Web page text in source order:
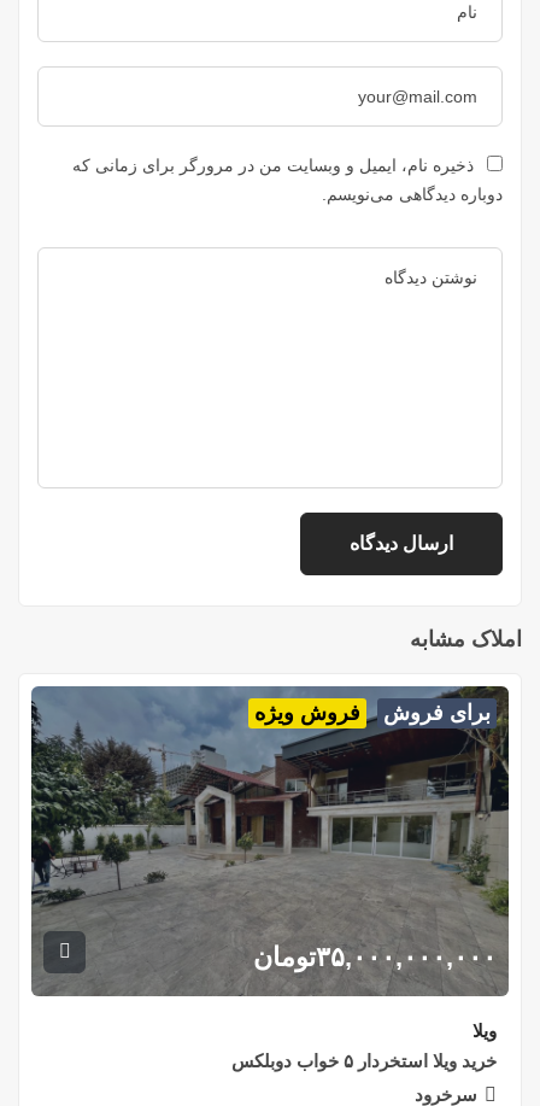
ذخیره نام، ایمیل و وبسایت من در مرورگر برای زمانی که
دوباره دیدگاهی می‌نویسم.
املاک مشابه
برای فروش فروش ویژه
۳۵,۰۰۰,۰۰۰,۰۰۰تومان
ویلا
خرید ویلا استخردار ۵ خواب دوبلکس
سرخرود